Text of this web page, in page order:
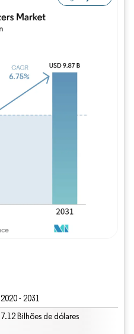
2020 - 2031
7.12 Bilhões de dólares